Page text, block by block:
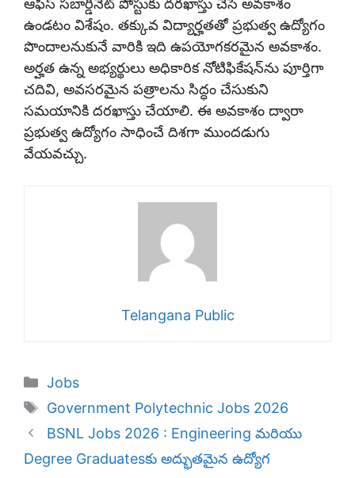
ఆఫీస్ సబార్డినేట్ పోస్టుకు దరఖాస్తు చేసే అవకాశం
ఉండటం విశేషం. తక్కువ విద్యార్హతతో ప్రభుత్వ ఉద్యోగం
పొందాలనుకునే వారికి ఇది ఉపయోగకరమైన అవకాశం.
అర్హత ఉన్న అభ్యర్థులు అధికారిక నోటిఫికేషన్‌ను పూర్తిగా
చదివి, అవసరమైన పత్రాలను సిద్ధం చేసుకుని
సమయానికి దరఖాస్తు చేయాలి. ఈ అవకాశం ద్వారా
ప్రభుత్వ ఉద్యోగం సాధించే దిశగా ముందడుగు
వేయవచ్చు.
Telangana Public
Categories
Jobs
Tags
Government Polytechnic Jobs 2026
BSNL Jobs 2026 : Engineering మరియు
Degree Graduates‌కు అద్భుతమైన ఉద్యోగ